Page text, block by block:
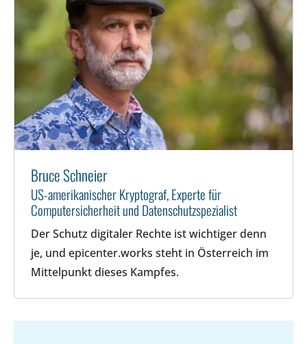
Bruce Schneier
US-amerikanischer Kryptograf, Experte für
Computersicherheit und Datenschutzspezialist
Der Schutz digitaler Rechte ist wichtiger denn
je, und epicenter.works steht in Österreich im
Mittelpunkt dieses Kampfes.